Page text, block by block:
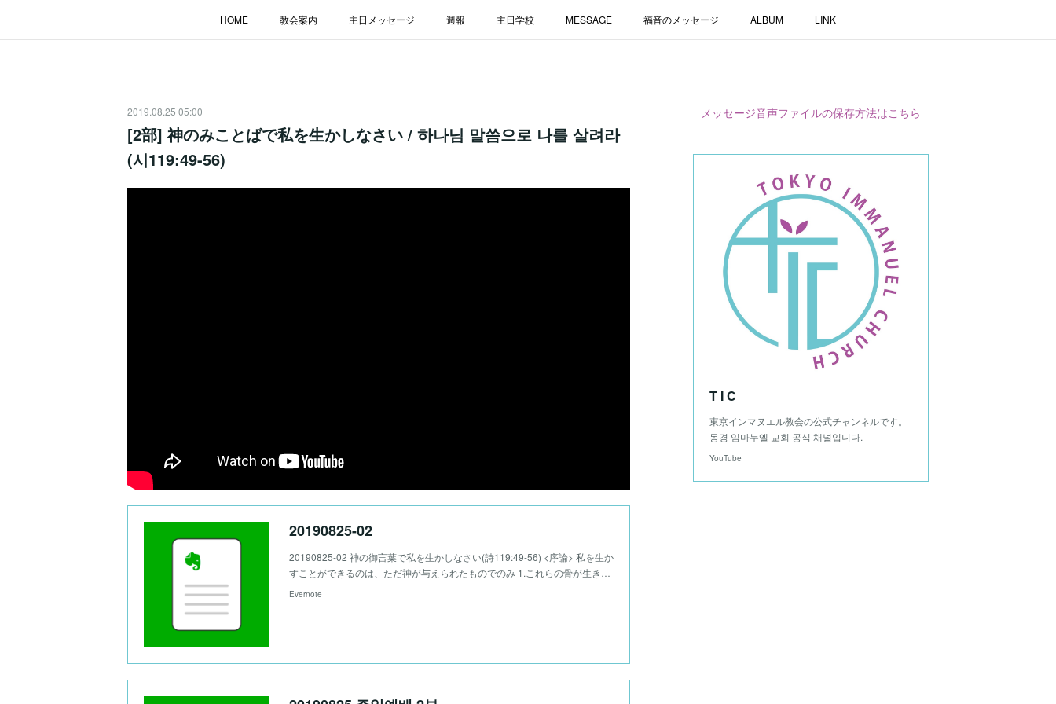
HOME 教会案内 主日メッセージ 週報 主日学校 MESSAGE 福音のメッセージ ALBUM LINK
2019.08.25 05:00
[2部] 神のみことばで私を生かしなさい / 하나님 말씀으로 나를 살려라
(시119:49-56)
20190825-02
20190825-02 神の御言葉で私を生かしなさい(詩119:49-56) <序論> 私を生か
すことができるのは、ただ神が与えられたものでのみ 1.これらの骨が生き…
Evernote
メッセージ音声ファイルの保存方法はこちら
T I C
東京インマヌエル教会の公式チャンネルです。
동경 임마누엘 교회 공식 채널입니다.
YouTube